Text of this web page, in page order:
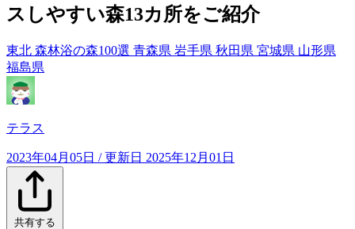
スしやすい森13カ所をご紹介
東北 森林浴の森100選 青森県 岩手県 秋田県 宮城県 山形県
福島県
テラス
2023年04月05日 / 更新日 2025年12月01日
共有する